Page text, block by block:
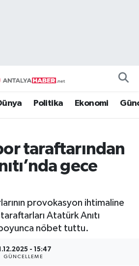
Politika Ekonomi
taraftarından
gece
provokasyon ihtimaline
Atatürk Anıtı
nöbet tuttu.
- 15:47
GÜNCELLEME